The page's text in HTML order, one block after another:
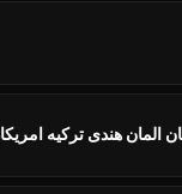
هندی ترکیه